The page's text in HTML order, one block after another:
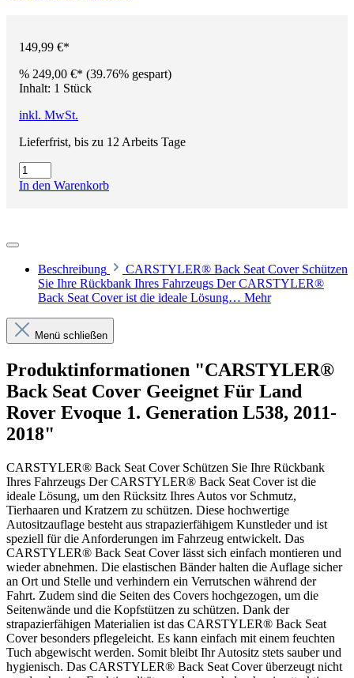
149,99 €*
% 249,00 €* (39.76% gespart)
Inhalt: 1 Stück
inkl. MwSt.
Lieferfrist, bis zu 12 Arbeits Tage
In den Warenkorb
Beschreibung
CARSTYLER® Back Seat Cover Schützen
Sie Ihre Rückbank Ihres Fahrzeugs Der CARSTYLER®
Back Seat Cover ist die ideale Lösung… Mehr
Menü schließen
Produktinformationen "CARSTYLER®
Back Seat Cover Geeignet Für Land
Rover Evoque 1. Generation L538, 2011-
2018"
CARSTYLER® Back Seat Cover Schützen Sie Ihre Rückbank
Ihres Fahrzeugs Der CARSTYLER® Back Seat Cover ist die
ideale Lösung, um den Rücksitz Ihres Autos vor Schmutz,
Tierhaaren und Kratzern zu schützen. Diese hochwertige
Autositzauflage besteht aus strapazierfähigem Kunstleder und ist
speziell für die Anforderungen im Fahrzeug entwickelt. Das
CARSTYLER® Back Seat Cover lässt sich einfach montieren und
wieder abnehmen. Die elastischen Bänder halten die Auflage sicher
an Ort und Stelle und verhindern ein Verrutschen während der
Fahrt. Zudem sind die Seiten des Covers hochgezogen, um die
Seitenwände und die Kopfstützen zu schützen. Dank der
strapazierfähigen Materialien ist das CARSTYLER® Back Seat
Cover besonders pflegeleicht. Es kann einfach mit einem feuchten
Tuch abgewischt werden. Somit bleibt Ihr Autositz stets sauber und
hygienisch. Das CARSTYLER® Back Seat Cover überzeugt nicht